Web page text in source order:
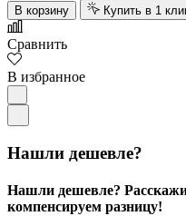
В корзину Купить в 1
Сравнить
В избранное
Нашли дешевле?
Нашли дешевле?
компенсируем разницу!